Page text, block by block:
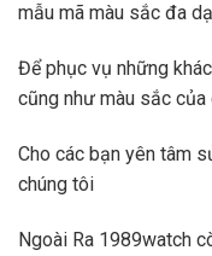
mẫu mã màu sắc đa
Để phục vụ những
cũng như màu sắc
Cho các bạn yên tâm
chúng tôi
Ngoài Ra 1989watch